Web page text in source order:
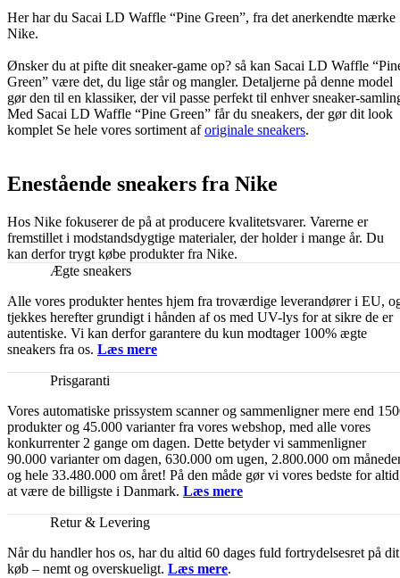
Her har du Sacai LD Waffle “Pine Green”, fra det anerkendte mærke
Nike.
Ønsker du at pifte dit sneaker-game op? så kan Sacai LD Waffle
Green” være det, du lige står og mangler. Detaljerne på denne model
gør den til en klassiker, der vil passe perfekt til enhver sneaker-
Med Sacai LD Waffle “Pine Green” får du sneakers, der gør dit look
komplet Se hele vores sortiment aforiginale sneakers.
Enestående sneakers fra Nike
Hos Nike fokuserer de på at producere kvalitetsvarer. Varerne er
fremstillet i modstandsdygtige materialer, der holder i mange år. Du
kan derfor trygt købe produkter fra Nike.
Ægte sneakers
Alle vores produkter hentes hjem fra troværdige leverandører i EU,
tjekkes herefter grundigt i hånden af os med UV-lys for at sikre de er
autentiske. Vi kan derfor garantere du kun modtager 100% ægte
sneakers fra os. Læs mere
Prisgaranti
Vores automatiske prissystem scanner og sammenligner mere end
produkter og 45.000 varianter fra vores webshop, med alle vores
konkurrenter 2 gange om dagen. Dette betyder vi sammenligner
90.000 varianter om dagen, 630.000 om ugen, 2.800.000 om
og hele 33.480.000 om året! På den måde gør vi vores bedste for
at være de billigste i Danmark. Læs mere
Retur & Levering
Når du handler hos os, har du altid 60 dages fuld fortrydelsesret på dit
køb – nemt og overskueligt. Læs mere.